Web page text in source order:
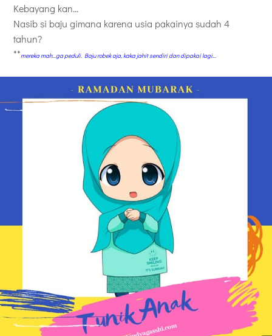
Kebayang kan...
Nasib si baju gimana karena usia pakainya sudah 4
tahun?
**mereka mah...ga peduli. Baju robek aja, kaka jahit sendiri dan dipakai lagi...